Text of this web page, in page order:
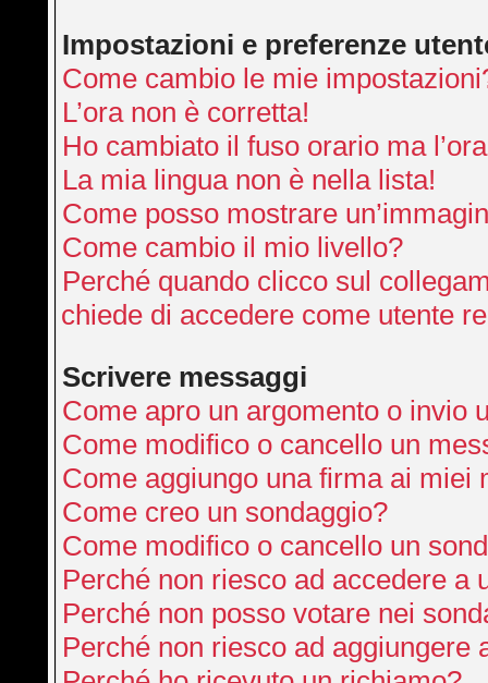
Impostazioni e preferenze
Come cambio le mie
L’ora non è corretta!
Ho cambiato il fuso orario ma
La mia lingua non è nella lista!
Come posso mostrare
Come cambio il mio livello?
Perché quando clicco sul
chiede di accedere come utente
Scrivere messaggi
Come apro un argomento o invio
Come modifico o cancello un
Come aggiungo una firma ai miei
Come creo un sondaggio?
Come modifico o cancello un
Perché non riesco ad accedere a
Perché non posso votare nei
Perché non riesco ad aggiungere